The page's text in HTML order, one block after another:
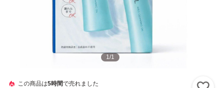
1/1
この商品は5時間で売れました